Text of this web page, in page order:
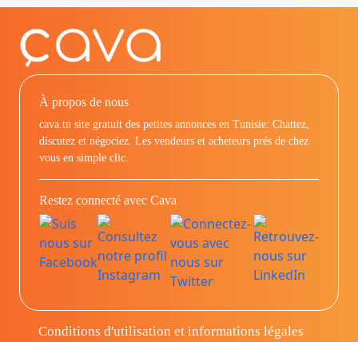
À propos de nous
cava.tn site gratuit des petites annonces en Tunisie: Chattez,
discutez et négociez. Les vendeurs et acheteurs prés de chez
vous en simple clic.
Restez connecté avec Cava
Conditions d'utilisation et informations légales